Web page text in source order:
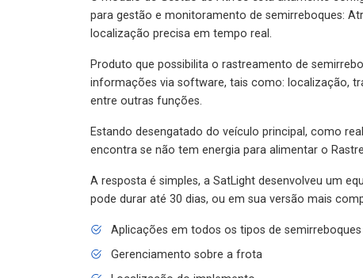
para gestão e monitoramento de semirreboques:
localização precisa em tempo real.
Produto que possibilita o rastreamento de
informações via software, tais como: localização,
entre outras funções.
Estando desengatado do veículo principal, como
encontra se não tem energia para alimentar o
A resposta é simples, a SatLight desenvolveu um
pode durar até 30 dias, ou em sua versão mais
Aplicações em todos os tipos de semirreboques
Gerenciamento sobre a frota
Localização do implemento